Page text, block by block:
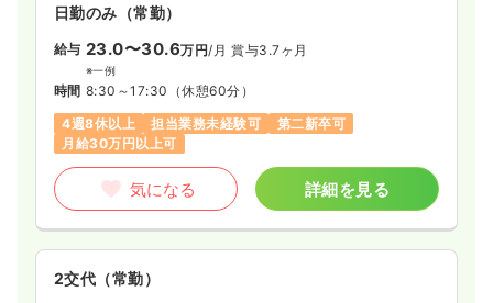
日勤のみ（常勤）
給与 23.0〜30.6万円/月 賞与3.7ヶ月
※一例
時間 8:30～17:30 （休憩60分）
4週8休以上
担当業務未経験可
第二新卒可
月給30万円以上可
気になる 詳細を見る
2交代（常勤）